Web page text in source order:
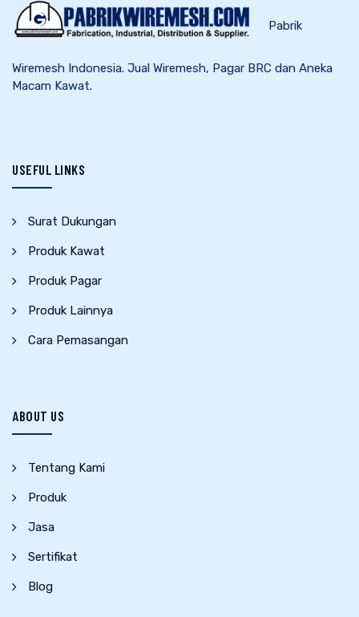
Pabrik
Wiremesh Indonesia. Jual Wiremesh, Pagar BRC dan Aneka
Macam Kawat.
USEFUL LINKS
Surat Dukungan
Produk Kawat
Produk Pagar
Produk Lainnya
Cara Pemasangan
ABOUT US
Tentang Kami
Produk
Jasa
Sertifikat
Blog